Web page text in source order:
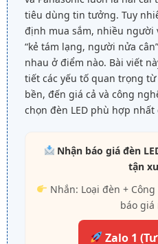
tiêu dùng tin tưởng. Tuy
định mua sắm, nhiều người
“kẻ tám lạng, người nửa
nhau ở điểm nào. Bài viết
tiết các yếu tố quan trọng
bền, đến giá cả và công
chọn đèn LED phù hợp
Nhận báo giá đèn
tận
Nhắn: Loại đèn +
báo giá
Zalo 1